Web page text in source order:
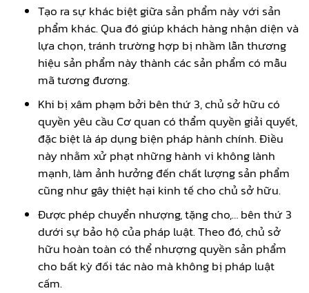
Tạo ra sự khác biệt giữa sản phẩm này với sản
phẩm khác. Qua đó giúp khách hàng nhận diện và
lựa chọn, tránh trường hợp bị nhầm lẫn thương
hiệu sản phẩm này thành các sản phẩm có mẫu
mã tương đương.
Khi bị xâm phạm bởi bên thứ 3, chủ sở hữu có
quyền yêu cầu Cơ quan có thẩm quyền giải quyết,
đặc biệt là áp dụng biện pháp hành chính. Điều
này nhằm xử phạt những hành vi không lành
mạnh, làm ảnh hưởng đến chất lượng sản phẩm
cũng như gây thiệt hại kinh tế cho chủ sở hữu.
Được phép chuyển nhượng, tặng cho,… bên thứ 3
dưới sự bảo hộ của pháp luật. Theo đó, chủ sở
hữu hoàn toàn có thể nhượng quyền sản phẩm
cho bất kỳ đối tác nào mà không bị pháp luật
cấm.